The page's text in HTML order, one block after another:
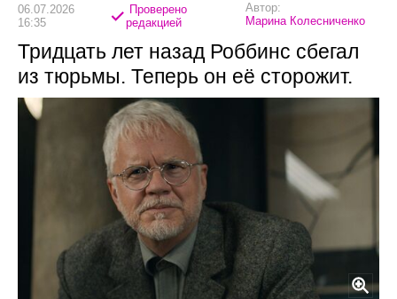
06.07.2026
16:35
Проверено
редакцией
Автор:
Марина Колесниченко
Тридцать лет назад Роббинс сбегал
из тюрьмы. Теперь он её сторожит.